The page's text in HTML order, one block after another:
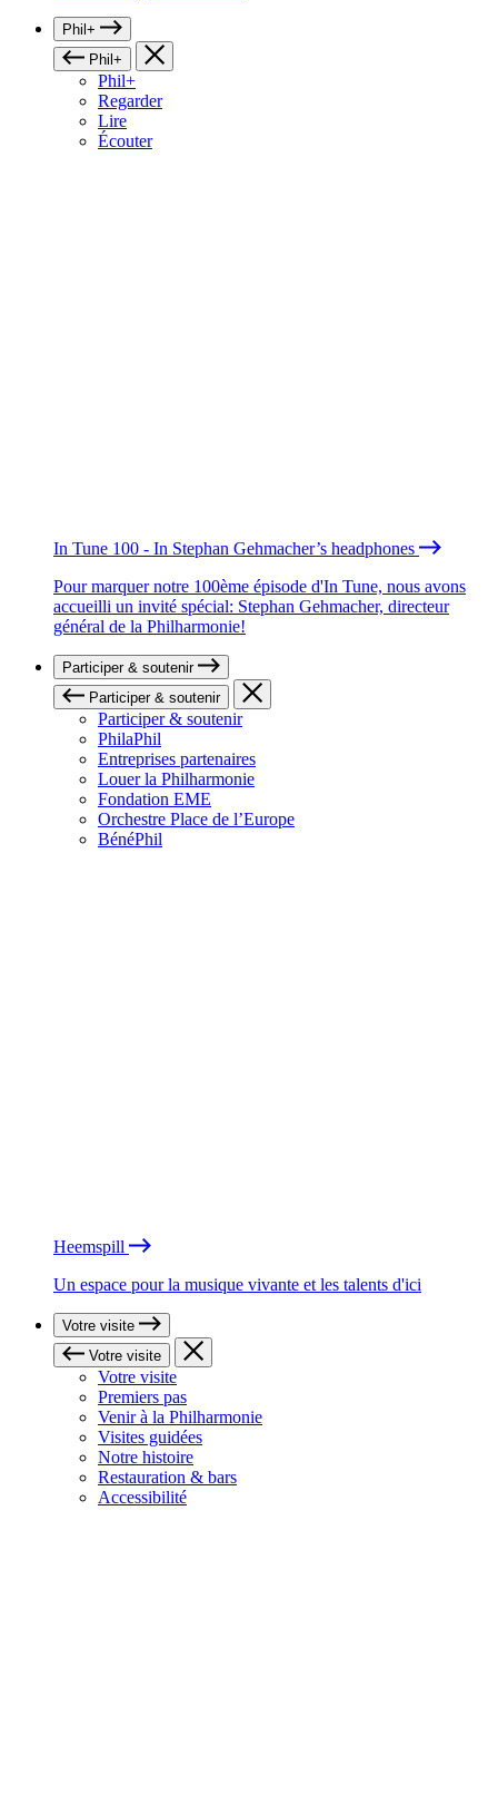
Phil+
Phil+
Phil+
Regarder
Lire
Écouter
In Tune 100 - In Stephan Gehmacher’s headphones
Pour marquer notre 100ème épisode d'In Tune, nous avons
accueilli un invité spécial: Stephan Gehmacher, directeur
général de la Philharmonie!
Participer & soutenir
Participer & soutenir
Participer & soutenir
PhilaPhil
Entreprises partenaires
Louer la Philharmonie
Fondation EME
Orchestre Place de l’Europe
BénéPhil
Heemspill
Un espace pour la musique vivante et les talents d'ici
Votre visite
Votre visite
Votre visite
Premiers pas
Venir à la Philharmonie
Visites guidées
Notre histoire
Restauration & bars
Accessibilité